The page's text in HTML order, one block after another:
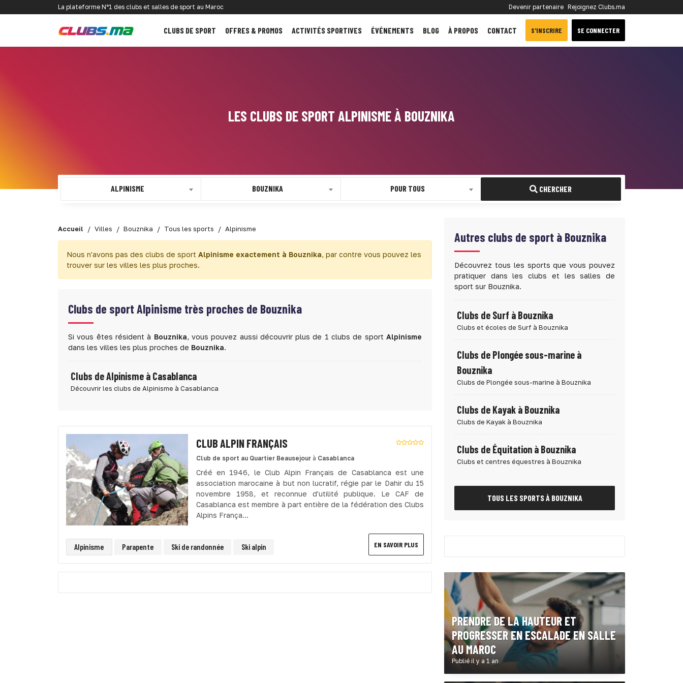
La plateforme N°1 des clubs et salles de sport au Maroc Devenir partenaire Rejoignez Clubs.ma
CLUBS DE SPORT OFFRES & PROMOS ACTIVITÉS SPORTIVES ÉVÉNEMENTS BLOG À PROPOS CONTACT S'INSCRIRE SE CONNECTER
LES CLUBS DE SPORT ALPINISME À BOUZNIKA
ALPINISME BOUZNIKA POUR TOUS CHERCHER
Accueil Villes Bouznika Tous les sports Alpinisme
Nous n'avons pas des clubs de sport Alpinisme exactement à Bouznika, par contre vous pouvez les
trouver sur les villes les plus proches.
Clubs de sportAlpinisme très proches de Bouznika
Si vous êtes résident à Bouznika, vous pouvez aussi découvrir plus de 1 clubs de sport Alpinisme
dans les villes les plus proches de Bouznika.
Clubs de Alpinisme à Casablanca
Découvrir les clubs de Alpinisme à Casablanca
CLUB ALPIN FRANÇAIS
Club de sport au Quartier Beausejour à Casablanca
Créé en 1946, le Club Alpin Français de Casablanca est une
association marocaine à but non lucratif, régie par le Dahir du 15
novembre 1958, et reconnue d'utilité publique. Le CAF de
Casablanca est membre à part entière de la fédération des Clubs
Alpins França...
Alpinisme Parapente Ski de randonnée Ski alpin EN SAVOIR PLUS
Autres clubs de sport à Bouznika
Découvrez tous les sports que vous pouvez
pratiquer dans les clubs et les salles de
sport sur Bouznika.
Clubs de Surf à Bouznika
Clubs et écoles de Surf à Bouznika
Clubs de Plongée sous-marine à
Bouznika
Clubs de Plongée sous-marine à Bouznika
Clubs de Kayak à Bouznika
Clubs de Kayak à Bouznika
Clubs de Équitation à Bouznika
Clubs et centres équestres à Bouznika
TOUS LES SPORTS À BOUZNIKA
PRENDRE DE LA HAUTEUR ET
PROGRESSER EN ESCALADE EN SALLE
AU MAROC
Publié il y a 1 an